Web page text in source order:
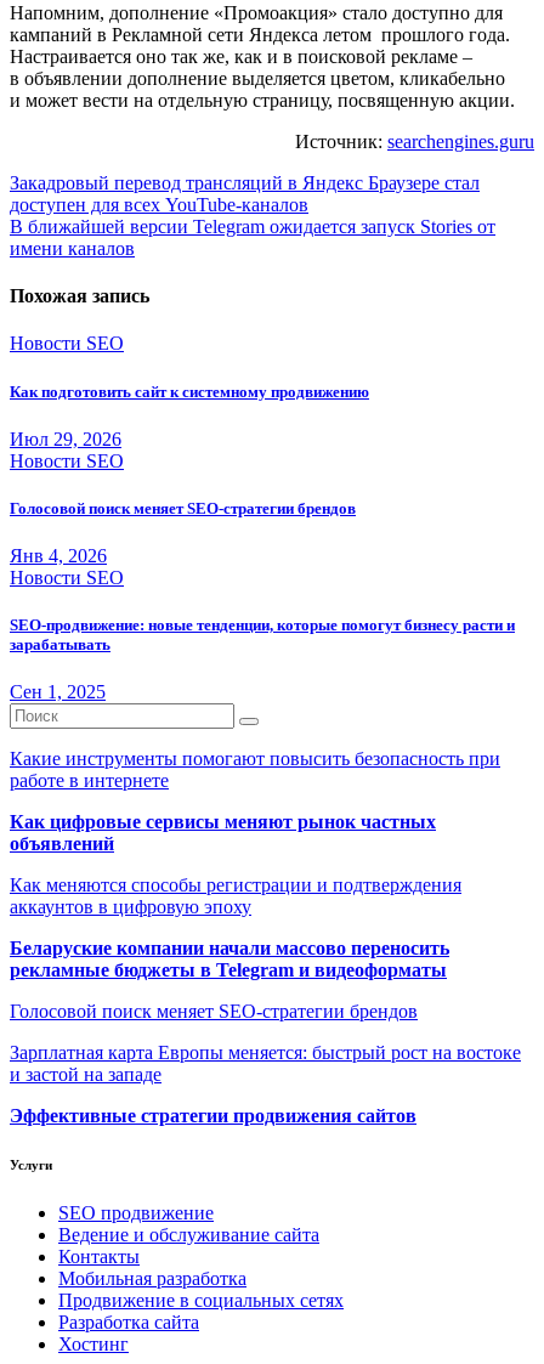
Напомним, дополнение «Промоакция» стало доступно для
кампаний в Рекламной сети Яндекса летом прошлого года.
Настраивается оно так же, как и в поисковой рекламе –
в объявлении дополнение выделяется цветом, кликабельно
и может вести на отдельную страницу, посвященную акции.
Источник: searchengines.guru
Навигация
по
записям
Закадровый перевод трансляций в Яндекс Браузере стал
доступен для всех YouTube-каналов
В ближайшей версии Telegram ожидается запуск Stories от
имени каналов
Похожая запись
Новости SEO
Как подготовить сайт к системному продвижению
Июл 29, 2026
Новости SEO
Голосовой поиск меняет SEO-стратегии брендов
Янв 4, 2026
Новости SEO
SEO-продвижение: новые тенденции, которые помогут бизнесу расти и
зарабатывать
Сен 1, 2025
Какие инструменты помогают повысить безопасность при
работе в интернете
Как цифровые сервисы меняют рынок частных
объявлений
Как меняются способы регистрации и подтверждения
аккаунтов в цифровую эпоху
Беларуские компании начали массово переносить
рекламные бюджеты в Telegram и видеоформаты
Голосовой поиск меняет SEO-стратегии брендов
Зарплатная карта Европы меняется: быстрый рост на востоке
и застой на западе
Эффективные стратегии продвижения сайтов
Услуги
SEO продвижение
Ведение и обслуживание сайта
Контакты
Мобильная разработка
Продвижение в социальных сетях
Разработка сайта
Хостинг